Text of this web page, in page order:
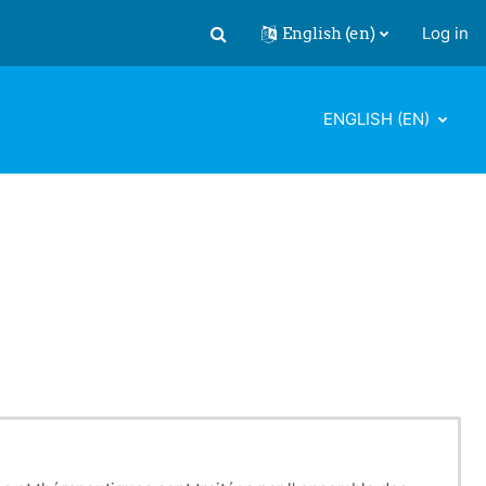
Toggle search input
English ‎(en)‎ Log in
ENGLISH ‎(EN)‎